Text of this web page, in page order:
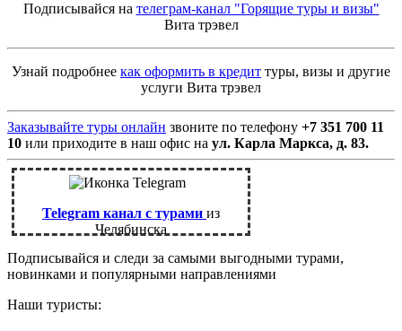
Подписывайся на телеграм-канал "Горящие туры и визы"
Вита трэвел
Узнай подробнее как оформить в кредит туры, визы и другие
услуги Вита трэвел
Заказывайте туры онлайн звоните по телефону +7 351 700 11
10 или приходите в наш офис на ул. Карла Маркса, д. 83.
Telegram канал с турами из
Челябинска
Подписывайся и следи за самыми выгодными турами,
новинками и популярными направлениями
Наши туристы: